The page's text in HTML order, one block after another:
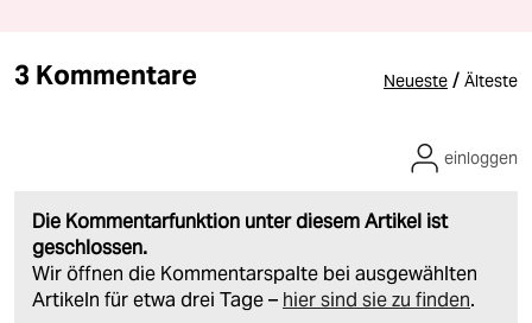
3 Kommentare Neueste / Älteste
Die Kommentarfunktion unter diesem Artikel ist
geschlossen.
Wir öffnen die Kommentarspalte bei ausgewählten
Artikeln für etwa drei Tage – hier sind sie zu finden.
einloggen